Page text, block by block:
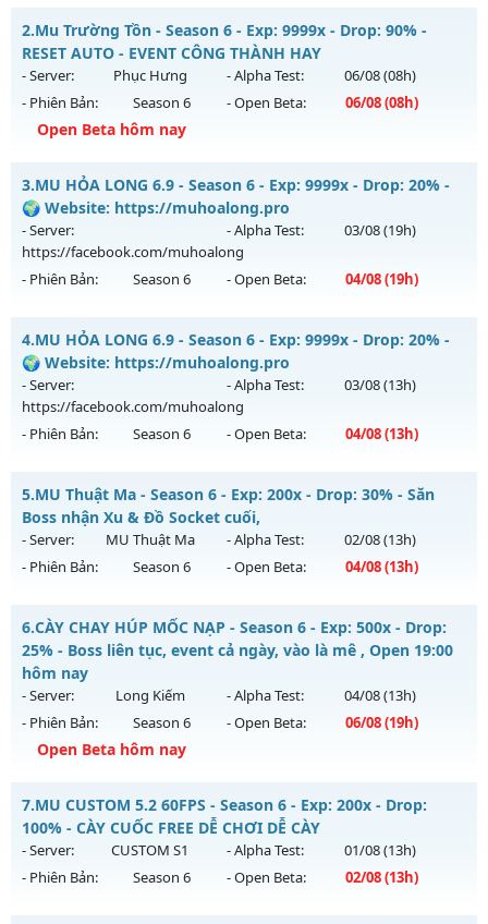
📌MU Thần Long SSS6 - Nguyên bản cày cuốc boss siêu
cuốn
Mu mới ra tháng 07 2026 - Mở máy chủ
Thần Longvào 11h
ngày 29/07/2626
Exp: 500x - Drop: 25%
Thể loại: Mu Nguyên bản Webzen
Antihack: VIP SHIELD
2.Mu Trường Tồn - Season 6 - Exp: 9999x - Drop: 90% -
RESET AUTO - EVENT CÔNG THÀNH HAY
- Server: Phục Hưng - Alpha Test: 06/08(08h)
- Phiên Bản:
Season 6 - Open Beta: 06/08(08h)
Open Beta hôm nay
Mu Trường Tồn - RESET AUTO - EVENT CÔNG THÀNH HAY
Mu mới ra tháng 08 2026 - Mở máy chủ
ngày 06/08/2626
Exp: 9999x - Drop: 90%
Thể loại: Mu Nguyên bản Webzen
Antihack: ICMPROTECT ✅ 🔴 ✨ ⚡️
3.MU HỎA LONG 6.9 - Season 6 - Exp: 9999x - Drop: 20% -
🌍 Website: https://muhoalong.pro
- Server:
https://facebook.com/muhoalong
- Alpha Test: 03/08(19h)
- Phiên Bản: Season 6 - Open Beta: 04/08(19h)
MU HỎA LONG 6.9 - 🌍 Website: https://muhoalong.pro
Mu mới ra tháng 08 2026 - Mở máy chủ
https://facebook.com/muhoalongvào 19h ngày
04/08/2626
Exp: 9999x - Drop: 20%
Thể loại: Mu Nguyên bản Webzen
Antihack: XShield
4.MU HỎA LONG 6.9 - Season 6 - Exp: 9999x - Drop: 20% -
🌍 Website: https://muhoalong.pro
- Server:
https://facebook.com/muhoalong
- Alpha Test: 03/08(13h)
- Phiên Bản: Season 6 - Open Beta: 04/08(13h)
MU HỎA LONG 6.9 - 🌍 Website: https://muhoalong.pro
Mu mới ra tháng 08 2026 - Mở máy chủ
https://facebook.com/muhoalongvào 13h ngày
04/08/2626
Kiểu reset: Non Reset
Thể loại: Mu Nguyên bản Webzen
Antihack: XShield
5.MU Thuật Ma - Season 6 - Exp: 200x - Drop: 30% - Săn
Boss nhận Xu & Đồ Socket cuối,
- Server: MU Thuật Ma - Alpha Test: 02/08(13h)
- Phiên Bản:
Season 6 - Open Beta: 04/08(13h)
MU Thuật Ma - Săn Boss nhận Xu & Đồ Socket cuối,
Mu mới ra tháng 08 2026 - Mở máy chủMU Thuật Mavào
13h ngày 04/08/2626
Exp: 200x - Drop: 30%
Antihack: VietGuard
6.CÀY CHAY HÚP MỐC NẠP - Season 6 - Exp: 500x - Drop:
25% - Boss liên tục, event cả ngày, vào là mê , Open 19:00
hôm nay
- Server: Long Kiếm - Alpha Test: 04/08(13h)
- Phiên Bản:
Season 6 - Open Beta: 06/08(19h)
Open Beta hôm nay
là mê , Open 19:00 hôm nay
Mu mới ra tháng 08 2026 - Mở máy chủ
Long Kiếmvào 19h
ngày 06/08/2626
7.MU CUSTOM 5.2 60FPS - Season 6 - Exp: 200x - Drop:
100% - CÀY CUỐC FREE DỄ CHƠI DỄ CÀY
- Server: CUSTOM S1 - Alpha Test: 01/08(13h)
- Phiên Bản:
Season 6 - Open Beta: 02/08(13h)